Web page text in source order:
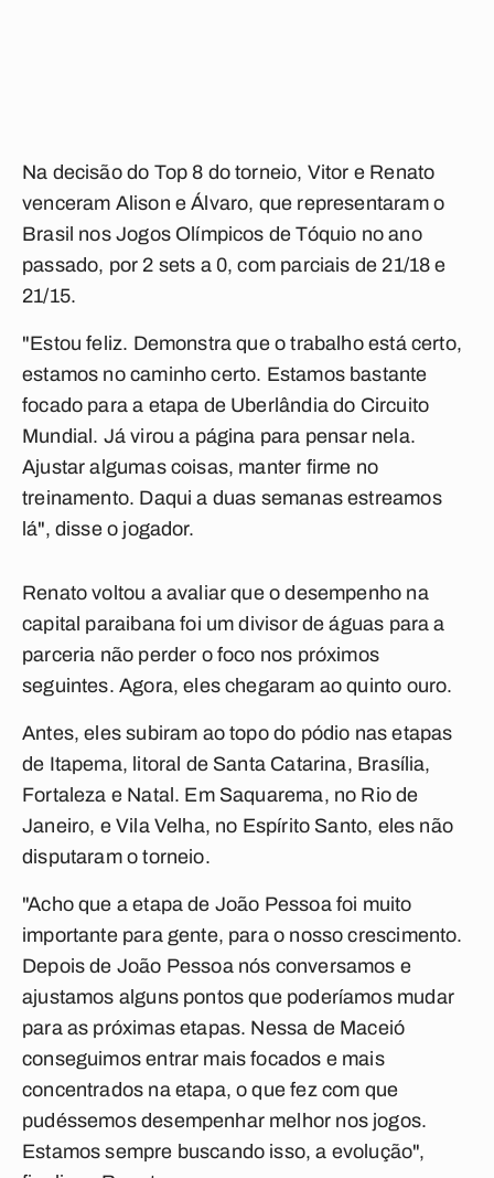
Na decisão do Top 8 do torneio, Vitor e Renato
venceram Alison e Álvaro, que representaram o
Brasil nos Jogos Olímpicos de Tóquio no ano
passado, por 2 sets a 0, com parciais de 21/18 e
21/15.⠀
"Estou feliz. Demonstra que o trabalho está certo,
estamos no caminho certo. Estamos bastante
focado para a etapa de Uberlândia do Circuito
Mundial. Já virou a página para pensar nela.
Ajustar algumas coisas, manter firme no
treinamento. Daqui a duas semanas estreamos
lá", disse o jogador.
Renato voltou a avaliar que o desempenho na
capital paraibana foi um divisor de águas para a
parceria não perder o foco nos próximos
seguintes. Agora, eles chegaram ao quinto ouro.
Antes, eles subiram ao topo do pódio nas etapas
de Itapema, litoral de Santa Catarina, Brasília,
Fortaleza e Natal. Em Saquarema, no Rio de
Janeiro, e Vila Velha, no Espírito Santo, eles não
disputaram o torneio.
"Acho que a etapa de João Pessoa foi muito
importante para gente, para o nosso crescimento.
Depois de João Pessoa nós conversamos e
ajustamos alguns pontos que poderíamos mudar
para as próximas etapas. Nessa de Maceió
conseguimos entrar mais focados e mais
concentrados na etapa, o que fez com que
pudéssemos desempenhar melhor nos jogos.
Estamos sempre buscando isso, a evolução",